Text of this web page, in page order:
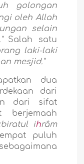
golongan
oleh Allah
selain
Salah satu
laki-laki
mesjid."
dua
dari
dari sifat
berjemaah
ihrâm
puluh